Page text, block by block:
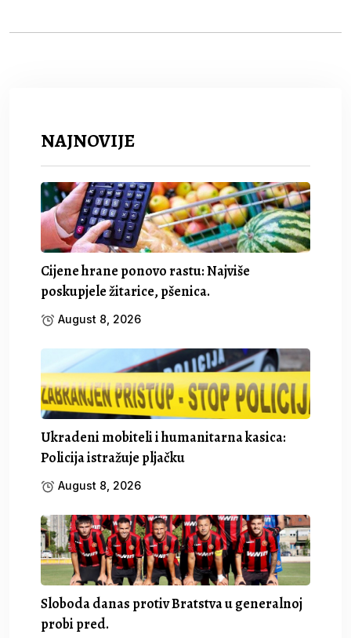
NAJNOVIJE
Cijene hrane ponovo rastu: Najviše
poskupjele žitarice, pšenica.
August 8, 2026
Ukradeni mobiteli i humanitarna kasica:
Policija istražuje pljačku
August 8, 2026
Sloboda danas protiv Bratstva u generalnoj
probi pred.